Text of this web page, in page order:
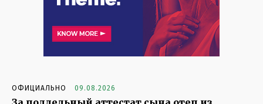
ОФИЦИАЛЬНО 09.08.2026